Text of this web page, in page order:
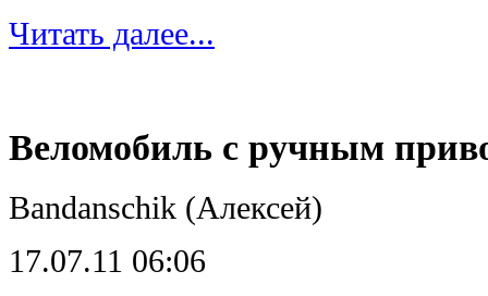
Читать далее...
Веломобиль с ручным
Bandanschik (Алексей)
17.07.11 06:06